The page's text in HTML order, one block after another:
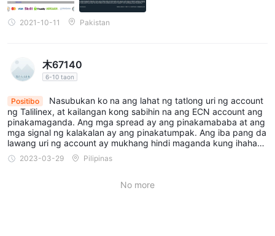
2021-10-11 Pakistan
木67140
6-10 taon
Positibo
Nasubukan ko na ang lahat ng tatlong uri ng account
ng Talilinex, at kailangan kong sabihin na ang ECN account ang
pinakamaganda. Ang mga spread ay ang pinakamababa at ang
mga signal ng kalakalan ay ang pinakatumpak. Ang iba pang da
lawang uri ng account ay mukhang hindi maganda kung ihaham
bing. Sa pangkalahatan, ang Talilinex ay isang disenteng broker
na may maaasahang mga kondisyon sa pangangalakal, ngunit n
galakal upang pag-iba-ibahin ang aking portfolio.
2023-03-29 Pilipinas
No more